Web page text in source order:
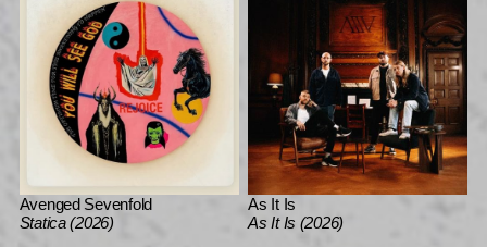
Avenged Sevenfold
Statica (2026)
As It Is
As It Is (2026)